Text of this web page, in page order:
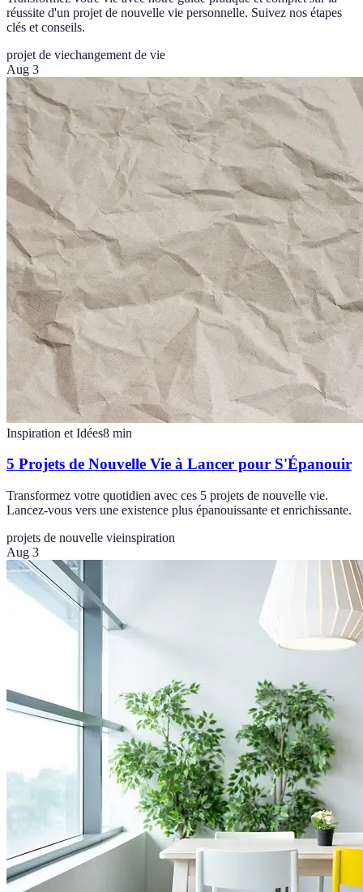
réussite d'un projet de nouvelle vie personnelle. Suivez nos étapes
clés et conseils.
projet de viechangement de vie
Aug 3
Inspiration et Idées8 min
5 Projets de Nouvelle Vie à Lancer pour S'Épanouir
Transformez votre quotidien avec ces 5 projets de nouvelle vie.
Lancez-vous vers une existence plus épanouissante et enrichissante.
projets de nouvelle vieinspiration
Aug 3